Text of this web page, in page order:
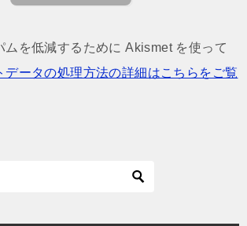
ムを低減するために Akismet を使って
データの処理方法の詳細はこちらをご覧